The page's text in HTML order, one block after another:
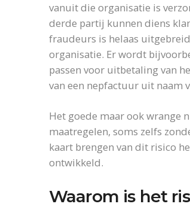
vanuit die organisatie is
derde partij kunnen diens
fraudeurs is helaas
organisatie. Er wordt
passen voor uitbetaling van
van een nepfactuur uit naam
Het goede maar ook wrange
maatregelen, soms zelfs
kaart brengen van dit risico
ontwikkeld.
Waarom is het